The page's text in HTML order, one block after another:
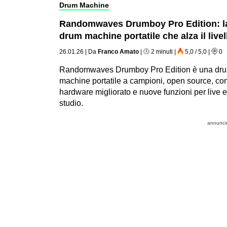
Drum Machine
Randomwaves Drumboy Pro Edition:
drum machine portatile che alza il
26.01.26 | Da Franco Amato | 2 minuti | 5,0 / 5,0 | 0
Randomwaves Drumboy Pro Edition è una
machine portatile a campioni, open source,
hardware migliorato e nuove funzioni per live e
studio.